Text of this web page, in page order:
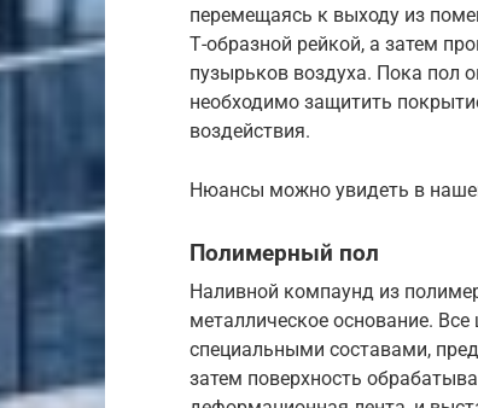
перемещаясь к выходу из
Т-образной рейкой, а затем
пузырьков воздуха. Пока пол
необходимо защитить
воздействия.
Нюансы можно увидеть в
Полимерный пол
Наливной компаунд из
металлическое основание.
специальными составами,
затем поверхность